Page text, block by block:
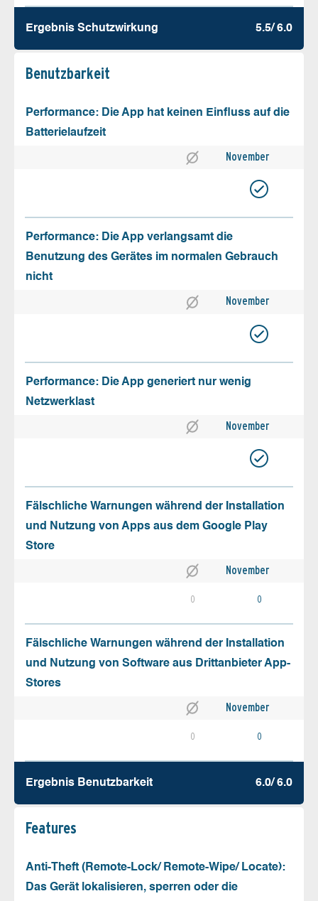
Ergebnis Schutz­wirkung 5.5/ 6.0
Benutz­barkeit
Performance: Die App hat keinen Einfluss auf die
Batterielaufzeit
November
Performance: Die App verlangsamt die
Benutzung des Gerätes im normalen Gebrauch
nicht
November
Performance: Die App generiert nur wenig
Netzwerklast
November
Fälschliche Warnungen während der Installation
und Nutzung von Apps aus dem Google Play
Store
November
0 0
Fälschliche Warnungen während der Installation
und Nutzung von Software aus Drittanbieter App-
Stores
November
0 0
Ergebnis Benutz­barkeit 6.0/ 6.0
Features
Anti-Theft (Remote-Lock/ Remote-Wipe/ Locate):
Das Gerät lokalisieren, sperren oder die